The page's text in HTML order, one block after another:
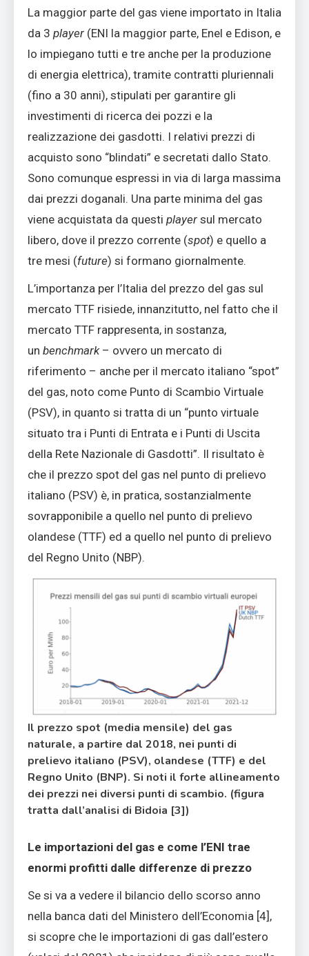
La maggior parte del gas viene importato in Italia
da 3 player (ENI la maggior parte, Enel e Edison, e
lo impiegano tutti e tre anche per la produzione
di energia elettrica), tramite contratti pluriennali
(fino a 30 anni), stipulati per garantire gli
investimenti di ricerca dei pozzi e la
realizzazione dei gasdotti. I relativi prezzi di
acquisto sono “blindati” e secretati dallo Stato.
Sono comunque espressi in via di larga massima
dai prezzi doganali. Una parte minima del gas
viene acquistata da questi player sul mercato
libero, dove il prezzo corrente (spot) e quello a
tre mesi (future) si formano giornalmente.
L’importanza per l’Italia del prezzo del gas sul
mercato TTF risiede, innanzitutto, nel fatto che il
mercato TTF rappresenta, in sostanza,
un benchmark– ovvero un mercato di
riferimento – anche per il mercato italiano “spot”
del gas, noto come Punto di Scambio Virtuale
(PSV), in quanto si tratta di un “punto virtuale
situato tra i Punti di Entrata e i Punti di Uscita
della Rete Nazionale di Gasdotti”. Il risultato è
che il prezzo spot del gas nel punto di prelievo
italiano (PSV) è, in pratica, sostanzialmente
sovrapponibile a quello nel punto di prelievo
olandese (TTF) ed a quello nel punto di prelievo
del Regno Unito (NBP).
Il prezzo spot (media mensile) del gas
naturale, a partire dal 2018, nei punti di
prelievo italiano (PSV), olandese (TTF) e del
Regno Unito (BNP). Si noti il forte allineamento
dei prezzi nei diversi punti di scambio. (figura
tratta dall’analisi di Bidoia [3])
Le importazioni del gas e come l’ENI trae
enormi profitti dalle differenze di prezzo
Se si va a vedere il bilancio dello scorso anno
nella banca dati del Ministero dell’Economia [4],
si scopre che le importazioni di gas dall’estero